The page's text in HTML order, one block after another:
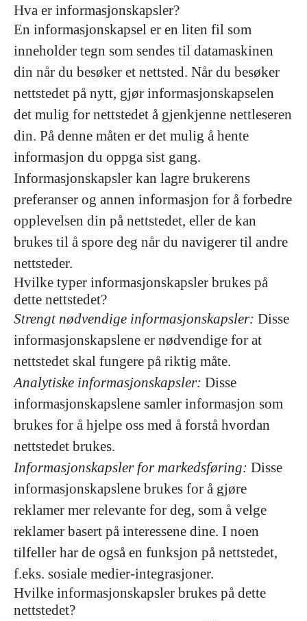
Hva er informasjonskapsler?
En informasjonskapsel er en liten fil som
inneholder tegn som sendes til datamaskinen
din når du besøker et nettsted. Når du besøker
nettstedet på nytt, gjør informasjonskapselen
det mulig for nettstedet å gjenkjenne nettleseren
din. På denne måten er det mulig å hente
informasjon du oppga sist gang.
Informasjonskapsler kan lagre brukerens
preferanser og annen informasjon for å forbedre
opplevelsen din på nettstedet, eller de kan
brukes til å spore deg når du navigerer til andre
nettsteder.
Hvilke typer informasjonskapsler brukes på
dette nettstedet?
Strengt nødvendige informasjonskapsler: Disse
informasjonskapslene er nødvendige for at
nettstedet skal fungere på riktig måte.
Analytiske informasjonskapsler: Disse
informasjonskapslene samler informasjon som
brukes for å hjelpe oss med å forstå hvordan
nettstedet brukes.
Informasjonskapsler for markedsføring: Disse
informasjonskapslene brukes for å gjøre
reklamer mer relevante for deg, som å velge
reklamer basert på interessene dine. I noen
tilfeller har de også en funksjon på nettstedet,
f.eks. sosiale medier-integrasjoner.
Hvilke informasjonskapsler brukes på dette
nettstedet?